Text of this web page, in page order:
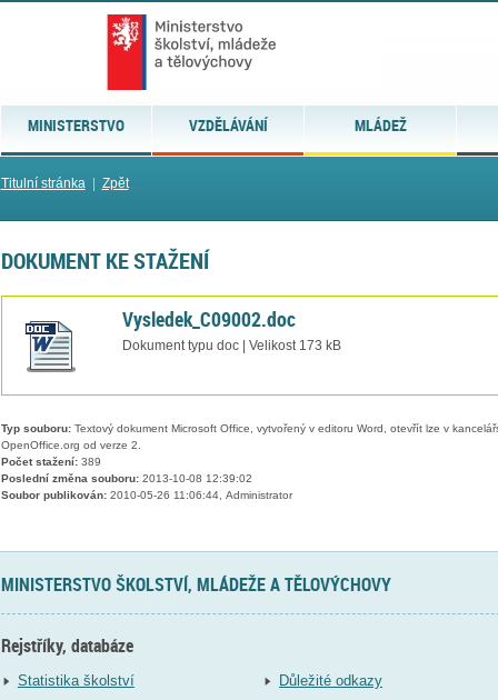
MINISTERSTVO VZDĚLÁVÁNÍ MLÁDEŽ
Titulní stránka| Zpět
DOKUMENT KE STAŽENÍ
Vysledek_C09002.doc
Dokument typu doc | Velikost 173 kB
Typ souboru:Textový dokument Microsoft Office, vytvořený v editoru Word, otevřít lze v
OpenOffice.org od verze 2.
Počet stažení:389
Poslední změna souboru:2013-10-08 12:39:02
Soubor publikován:2010-05-26 11:06:44, Administrator
MINISTERSTVO ŠKOLSTVÍ, MLÁDEŽE A TĚLOVÝCHOVY
Rejstříky, databáze
Statistika školství
Důležité odkazy